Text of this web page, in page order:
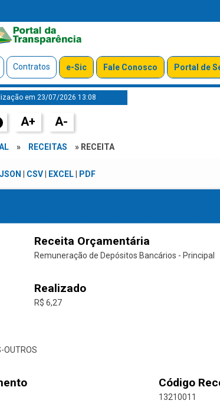
Contratos e-Sic Fale Conosco Portal de
em 23/07/2026 13:08
A+ A-
» RECEITAS » RECEITA
JSON CSV| EXCEL| PDF
Receita Orçamentária
Remuneração de Depósitos Bancários - Principal
Realizado
R$ 6,27
OUTROS
Código
13210011